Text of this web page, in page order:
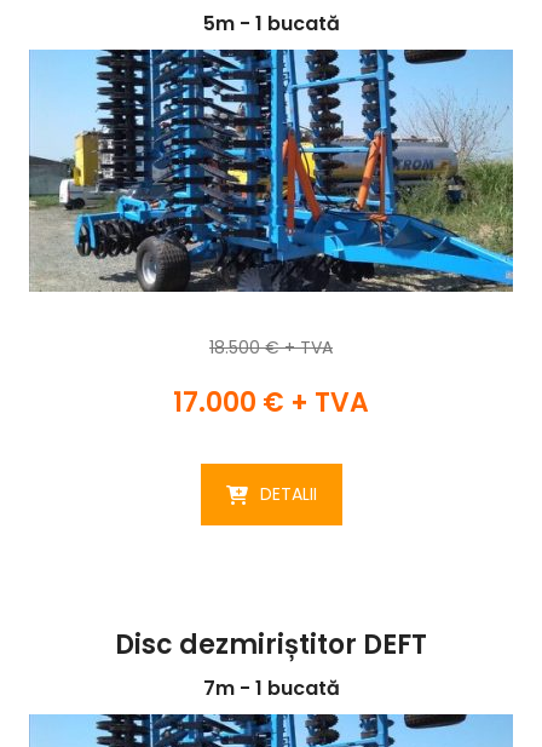
5m - 1 bucată
18.500 € + TVA
17.000 € + TVA
DETALII
Disc dezmiriștitor DEFT
7m - 1 bucată